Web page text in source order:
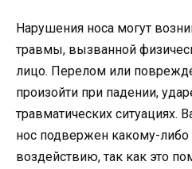
Нарушения носа могут
травмы, вызванной
лицо. Перелом или
произойти при падении,
травматических ситуациях.
нос подвержен какому-либо
воздействию, так как это